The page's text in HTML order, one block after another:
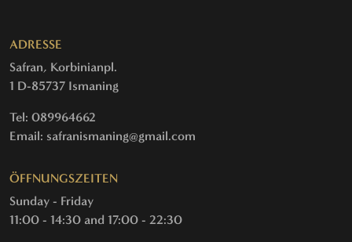
ADRESSE
Safran, Korbinianpl.
1 D-85737 Ismaning
Tel: 089964662
Email: safranismaning@gmail.com
ÖFFNUNGSZEITEN
Sunday - Friday
11:00 - 14:30 and 17:00 - 22:30